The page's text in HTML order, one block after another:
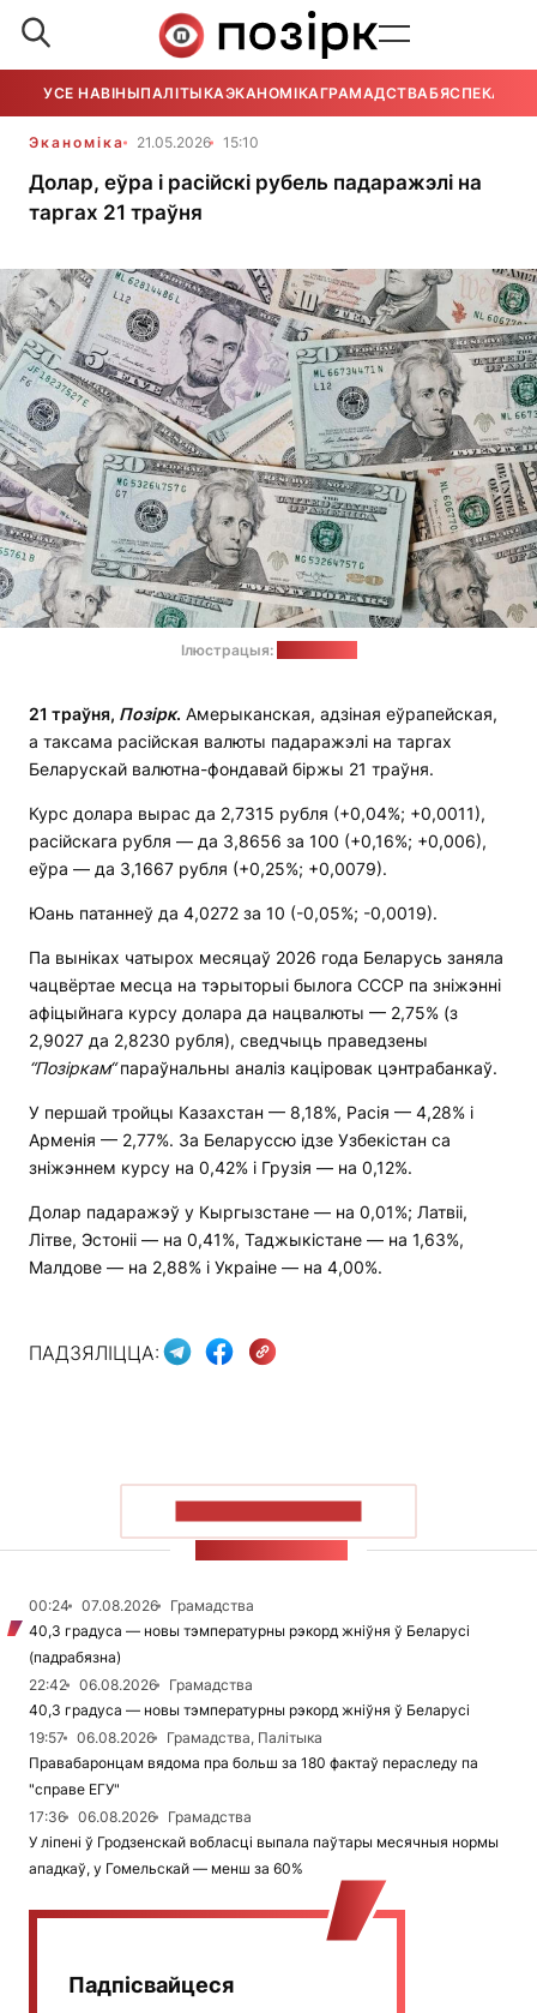
УСЕ НАВІНЫПАЛІТЫКАЭКАНОМІКАГРАМАДСТВАБЯСПЕКА
Эканоміка 21.05.2026 15:10
Долар, еўра і расійскі рубель падаражэлі на
таргах 21 траўня
Ілюстрацыя:
21 траўня, Позірк. Амерыканская, адзіная еўрапейская,
а таксама расійская валюты падаражэлі на таргах
Беларускай валютна-фондавай біржы 21 траўня.
Курс долара вырас да 2,7315 рубля (+0,04%; +0,0011),
расійскага рубля — да 3,8656 за 100 (+0,16%; +0,006),
еўра — да 3,1667 рубля (+0,25%; +0,0079).
Юань патаннеў да 4,0272 за 10 (-0,05%; -0,0019).
Па выніках чатырох месяцаў 2026 года Беларусь заняла
чацвёртае месца на тэрыторыі былога СССР па зніжэнні
афіцыйнага курсу долара да нацвалюты — 2,75% (з
2,9027 да 2,8230 рубля), сведчыць праведзены
“Позіркам“параўнальны аналіз каціровак цэнтрабанкаў.
У першай тройцы Казахстан — 8,18%, Расія — 4,28% і
Арменія — 2,77%. За Беларуссю ідзе Узбекістан са
зніжэннем курсу на 0,42% і Грузія — на 0,12%.
Долар падаражэў у Кыргызстане — на 0,01%; Латвіі,
Літве, Эстоніі — на 0,41%, Таджыкістане — на 1,63%,
Малдове — на 2,88% і Украіне — на 4,00%.
ПАДЗЯЛІЦЦА:
00:24 07.08.2026
Грамадства
40,3 градуса — новы тэмпературны рэкорд жніўня ў Беларусі
(падрабязна)
22:42
06.08.2026
Грамадства
40,3 градуса — новы тэмпературны рэкорд жніўня ў Беларусі
19:57
06.08.2026
Грамадства, Палітыка
Правабаронцам вядома пра больш за 180 фактаў пераследу па
"справе ЕГУ"
17:36
06.08.2026
Грамадства
У ліпені ў Гродзенскай вобласці выпала паўтары месячныя нормы
ападкаў, у Гомельскай — менш за 60%
Падпісвайцеся